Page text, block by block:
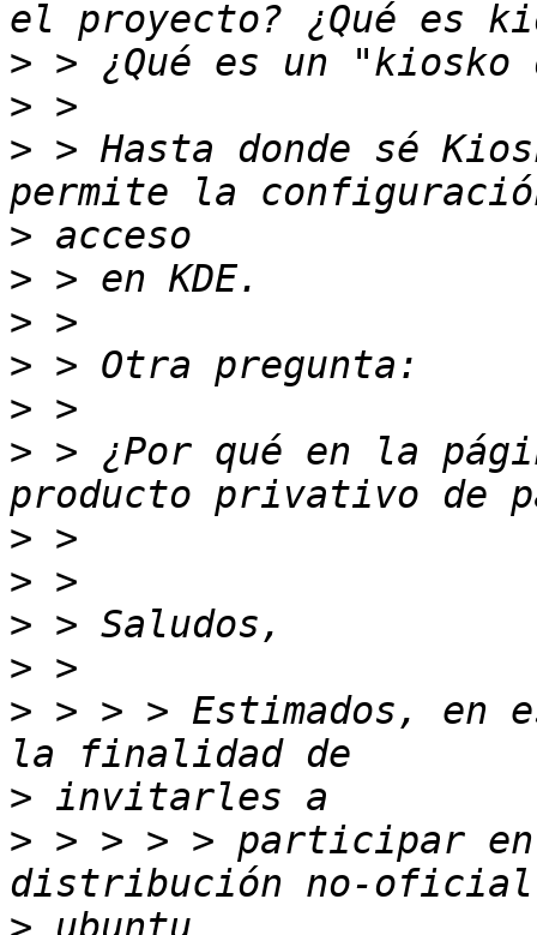
>
>
> > Hasta donde sé
>
>
>
>
>
> > ¿Por qué en la
>
>
>
>
> > > > Estimados, en
>
> > > > > participar